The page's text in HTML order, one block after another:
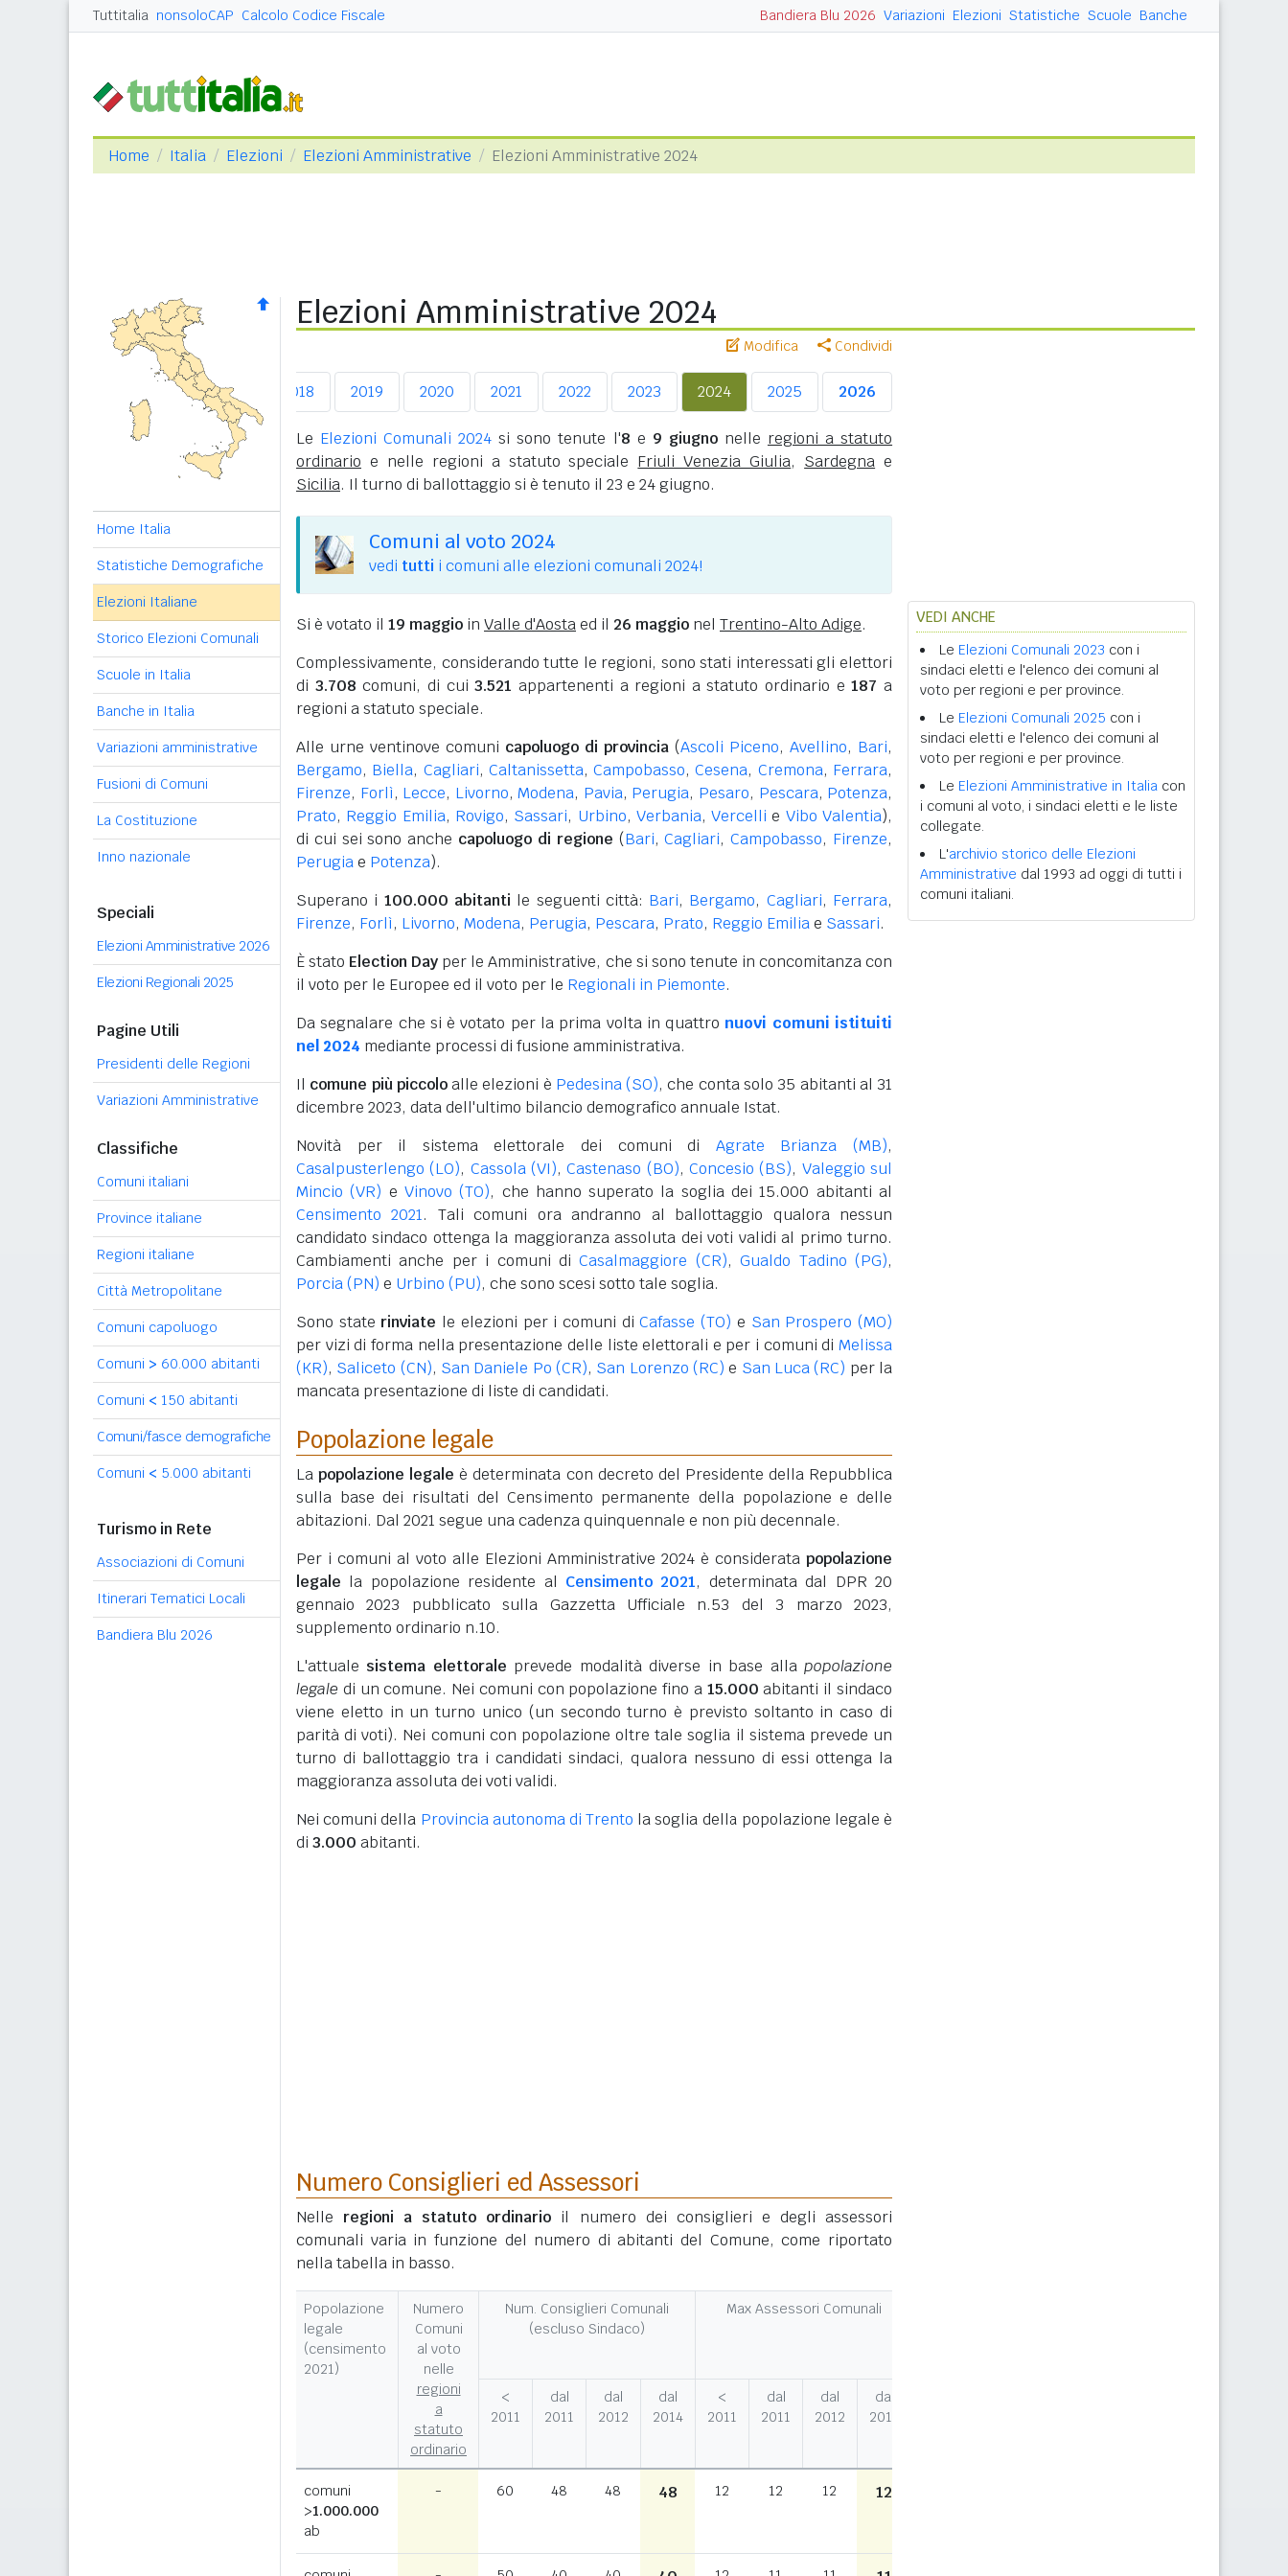
Tuttitalia nonsoloCAP Calcolo Codice Fiscale Bandiera Blu 2026 Variazioni Elezioni Statistiche Scuole Banche
Home Italia Elezioni Elezioni Amministrative Elezioni Amministrative 2024
Home Italia
Statistiche Demografiche
Elezioni Italiane
Storico Elezioni Comunali
Scuole in Italia
Banche in Italia
Variazioni amministrative
Fusioni di Comuni
La Costituzione
Inno nazionale
Speciali
Elezioni Amministrative 2026
Elezioni Regionali 2025
Pagine Utili
Presidenti delle Regioni
Variazioni Amministrative
Classifiche
Comuni italiani
Province italiane
Regioni italiane
Città Metropolitane
Comuni capoluogo
Comuni > 60.000 abitanti
Comuni < 150 abitanti
Comuni/fasce demografiche
Comuni < 5.000 abitanti
Turismo in Rete
Associazioni di Comuni
Itinerari Tematici Locali
Bandiera Blu 2026
Elezioni Amministrative 2024
Modifica Condividi
2016 2017 2018 2019 2020 2021 2022 2023 2024 2025 2026
Le Elezioni Comunali 2024 si sono tenute l'8 e 9 giugnonelle regioni a statuto
ordinario e nelle regioni a statuto speciale Friuli Venezia Giulia, Sardegna e
Sicilia. Il turno di ballottaggio si è tenuto il 23 e 24 giugno.
Comuni al voto 2024
vedi tutti i comuni alle elezioni comunali 2024!
Si è votato il 19 maggio in Valle d'Aostaed il 26 maggio nel Trentino-Alto Adige.
Complessivamente, considerando tutte le regioni, sono stati interessati gli elettori
di 3.708 comuni, di cui3.521 appartenenti a regioni a statuto ordinario e187 a
regioni a statuto speciale.
Alle urne ventinove comuni capoluogo di provincia (Ascoli Piceno, Avellino, Bari,
Bergamo, Biella, Cagliari, Caltanissetta,Campobasso,Cesena, Cremona, Ferrara,
Firenze, Forlì, Lecce, Livorno,Modena, Pavia, Perugia, Pesaro, Pescara, Potenza,
Prato, Reggio Emilia, Rovigo, Sassari, Urbino, Verbania,Vercelli e Vibo Valentia),
di cui sei sono anche capoluogo di regione (Bari,Cagliari,Campobasso, Firenze,
Perugiae Potenza).
Superano i 100.000 abitanti le seguenti città: Bari, Bergamo, Cagliari, Ferrara,
Firenze, Forlì, Livorno, Modena, Perugia, Pescara, Prato, Reggio Emiliae Sassari.
È stato Election Day per le Amministrative, che si sono tenute in concomitanza con
il voto per le Europee ed il voto per le Regionali in Piemonte.
Da segnalare che si è votato per la prima volta in quattro nuovi comuni istituiti
nel 2024 mediante processi di fusione amministrativa.
Il comune più piccoloalle elezioni è Pedesina (SO), che conta solo 35 abitanti al 31
dicembre 2023, data dell'ultimo bilancio demografico annuale Istat.
Novità per il sistema elettorale dei comuni di Agrate Brianza (MB),
Casalpusterlengo (LO), Cassola (VI),Castenaso (BO),Concesio (BS), Valeggio sul
Mincio (VR) e Vinovo (TO), che hanno superato la soglia dei 15.000 abitanti al
Censimento 2021. Tali comuni ora andranno al ballottaggio qualora nessun
candidato sindaco ottenga la maggioranza assoluta dei voti validi al primo turno.
Cambiamenti anche per i comuni diCasalmaggiore (CR),Gualdo Tadino (PG),
Porcia (PN) e Urbino (PU), che sono scesi sotto tale soglia.
Sono state rinviate le elezioni per i comuni diCafasse (TO) e San Prospero (MO)
per vizi di forma nella presentazione delle liste elettorali e per i comuni di Melissa
(KR), Saliceto (CN), San Daniele Po (CR), San Lorenzo (RC) e San Luca (RC) per la
mancata presentazione di liste di candidati.
Popolazione legale
Lapopolazione legale è determinata con decreto del Presidente della Repubblica
sulla base dei risultati del Censimento permanente della popolazione e delle
abitazioni. Dal 2021 segue una cadenza quinquennale e non più decennale.
Per i comuni al voto alle Elezioni Amministrative 2024 è considerata popolazione
legale la popolazione residente al Censimento 2021, determinata dal DPR 20
gennaio 2023 pubblicato sulla Gazzetta Ufficiale n.53 del 3 marzo 2023,
supplemento ordinario n.10.
L'attuale sistema elettorale prevede modalità diverse in base allapopolazione
legale di un comune. Nei comuni con popolazione fino a 15.000 abitanti il sindaco
viene eletto in un turno unico (un secondo turno è previsto soltanto in caso di
parità di voti). Nei comuni con popolazione oltre tale soglia il sistema prevede un
turno di ballottaggio tra i candidati sindaci, qualora nessuno di essi ottenga la
maggioranza assoluta dei voti validi.
Nei comuni della Provincia autonoma di Trento la soglia della popolazione legale è
di 3.000 abitanti.
Numero Consiglieri ed Assessori
Nelle regioni a statuto ordinario il numero dei consiglieri e degli assessori
comunali varia in funzione del numero di abitanti del Comune, come riportato
nella tabella in basso.
Popolazione
legale
(censimento
2021)
Numero
Comuni
al voto
nelle
regioni
a
statuto
ordinario
Num. Consiglieri Comunali
(escluso Sindaco)
Max Assessori Comunali
<
2011
dal
2011
dal
2012
dal
2014
<
2011
dal
2011
dal
2012
dal
2014
comuni
>1.000.000
ab
- 60 48 48 48 12 12 12 12
VEDI ANCHE
Le Elezioni Comunali 2023 con i
sindaci eletti e l'elenco dei comuni al
voto per regioni e per province.
Le Elezioni Comunali 2025 con i
sindaci eletti e l'elenco dei comuni al
voto per regioni e per province.
Le Elezioni Amministrative in Italia con
i comuni al voto, i sindaci eletti e le liste
collegate.
L'archivio storico delle Elezioni
Amministrative dal 1993 ad oggi di tutti i
comuni italiani.